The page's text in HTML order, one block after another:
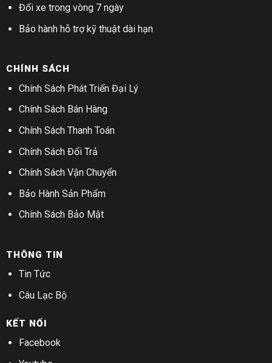
Đổi xe trong vòng 7 ngày
Bảo hành hỗ trợ kỹ thuật dài hạn
CHÍNH SÁCH
Chính Sách Phát Triển Đại Lý
Chính Sách Bán Hàng
Chính Sách Thanh Toán
Chính Sách Đổi Trả
Chính Sách Vận Chuyển
Bảo Hành Sản Phẩm
Chính Sách Bảo Mật
THÔNG TIN
Tin Tức
Câu Lạc Bộ
KẾT NỐI
Facebook